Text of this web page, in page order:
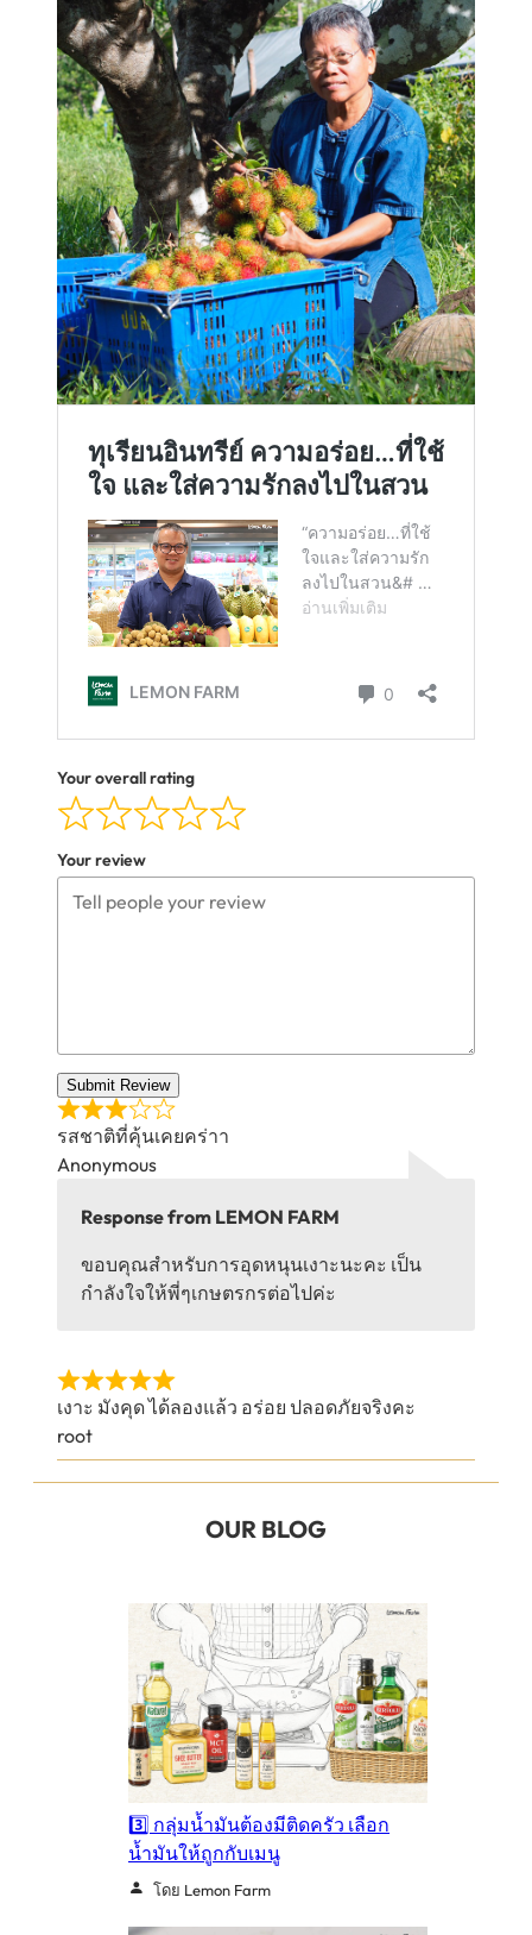
Your overall rating
Your review
Submit Review
รสชาติที่คุ้นเคยคร่าา
Anonymous
Response from LEMON FARM
ขอบคุณสำหรับการอุดหนุนเงาะนะคะ เป็น
กำลังใจให้พี่ๆเกษตรกรต่อไปค่ะ
เงาะ มังคุด ได้ลองแล้ว อร่อย ปลอดภัยจริงคะ
root
OUR BLOG
3️⃣ กลุ่มน้ำมันต้องมีติดครัว เลือก
น้ำมันให้ถูกกับเมนู
โดย Lemon Farm